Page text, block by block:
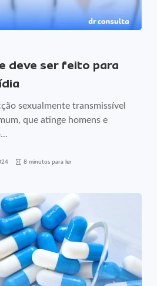
deve ser feito para
sexualmente transmissível
que atinge homens e
8 minutos para ler